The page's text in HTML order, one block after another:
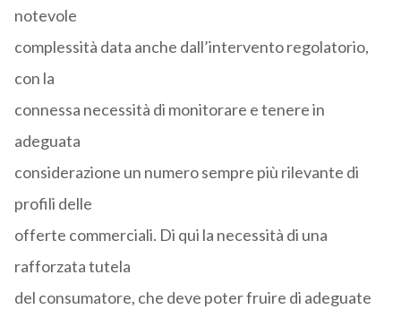
notevole
complessità data anche dall’intervento regolatorio,
con la
connessa necessità di monitorare e tenere in
adeguata
considerazione un numero sempre più rilevante di
profili delle
offerte commerciali. Di qui la necessità di una
rafforzata tutela
del consumatore, che deve poter fruire di adeguate